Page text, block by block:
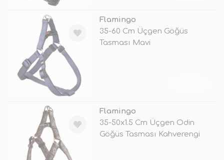
Flamingo
35-60 Cm Üçgen Göğüs
Tasması Mavi
Flamingo
35-50x1.5 Cm Üçgen Odin
Göğüs Tasması Kahverengi